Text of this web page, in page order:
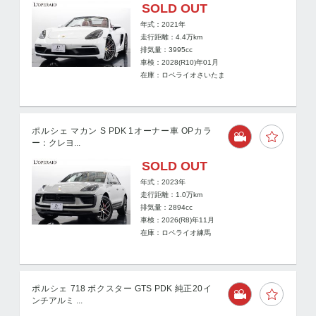
SOLD OUT
年式：2021年
走行距離：4.4万km
排気量：3995cc
車検：2028(R10)年01月
在庫：ロペライオさいたま
ポルシェ マカン S PDK 1オーナー車 OPカラ
ー：クレヨ...
SOLD OUT
年式：2023年
走行距離： 1.0万km
排気量：2894cc
車検：2026(R8)年11月
在庫：ロペライオ練馬
ポルシェ 718 ボクスター GTS PDK 純正20イ
ンチアルミ ...